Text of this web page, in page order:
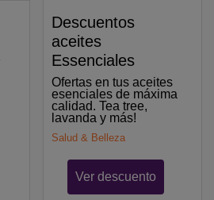
Descuentos
aceites
Essenciales
Ofertas en tus aceites
esenciales de máxima
calidad. Tea tree,
lavanda y más!
Salud & Belleza
Ver descuento